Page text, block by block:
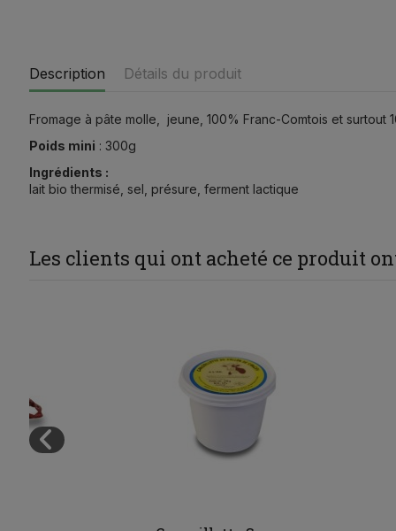
Description Détails du produit
Fromage à pâte molle, jeune, 100% Franc-Comtois et surtout
Poids mini : 300g
Ingrédients :
lait bio thermisé, sel, présure, ferment lactique
Les clients qui ont acheté ce produit